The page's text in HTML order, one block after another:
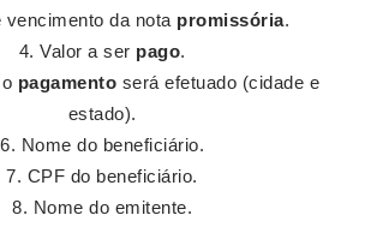
vencimento da nota promissória.
Valor a ser pago.
pagamento será efetuado (cidade e
estado).
Nome do beneficiário.
CPF do beneficiário.
Nome do emitente.